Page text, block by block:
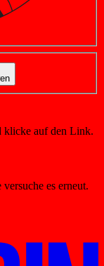
klicke auf den Link.
es erneut.